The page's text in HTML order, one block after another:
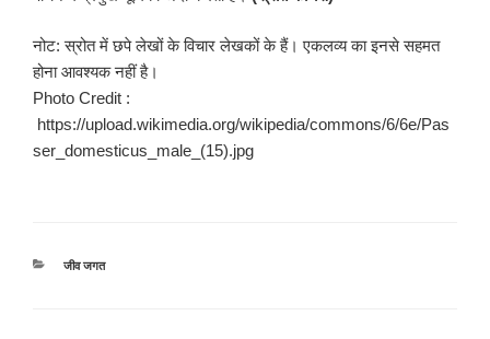
नोट: स्रोत में छपे लेखों के विचार लेखकों के हैं। एकलव्य का इनसे सहमत
होना आवश्यक नहीं है।
Photo Credit :
https://upload.wikimedia.org/wikipedia/commons/6/6e/Pas
ser_domesticus_male_(15).jpg
श्रेणियाँ
जीव जगत